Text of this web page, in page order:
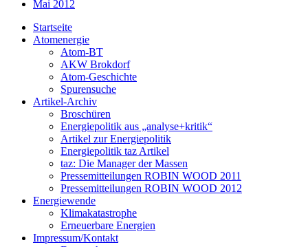
Mai 2012
Startseite
Atomenergie
Atom-BT
AKW Brokdorf
Atom-Geschichte
Spurensuche
Artikel-Archiv
Broschüren
Energiepolitik aus „analyse+kritik“
Artikel zur Energiepolitik
Energiepolitik taz Artikel
taz: Die Manager der Massen
Pressemitteilungen ROBIN WOOD 2011
Pressemitteilungen ROBIN WOOD 2012
Energiewende
Klimakatastrophe
Erneuerbare Energien
Impressum/Kontakt